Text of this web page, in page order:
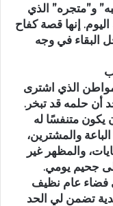
و”متجره” الذي
إنها قصة كفاح
البقاء في وجه
الذي اشترى
أن حلمه قد تبخر.
يكون متنفسًا له
والمشترين،
والمظهر غير
جحيم يومي.
فضاء عام نظيف
تضمن لي الحد